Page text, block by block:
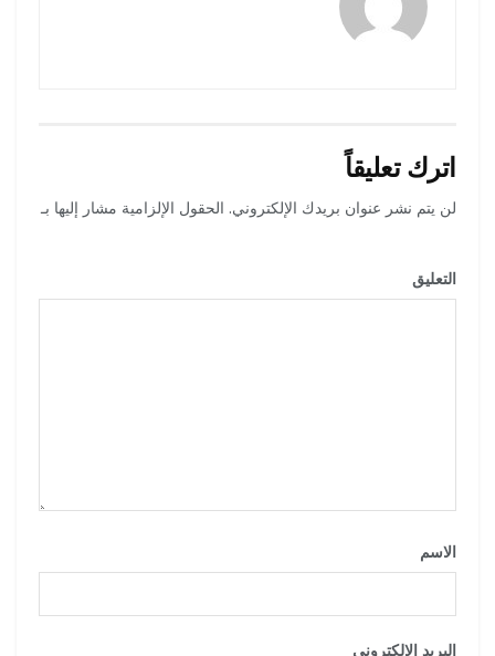
اترك تعليقاً
لن يتم نشر عنوان بريدك الإلكتروني. الحقول الإلزامية مشار إليها بـ
التعليق
الاسم
البريد الإلكتروني